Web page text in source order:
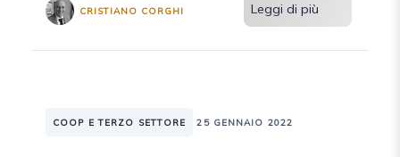
CRISTIANO CORGHI Leggi di più
COOP E TERZO SETTORE 25 GENNAIO 2022